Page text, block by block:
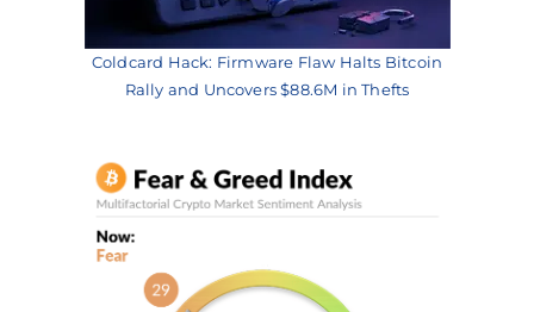
Coldcard Hack: Firmware Flaw Halts Bitcoin
Rally and Uncovers $88.6M in Thefts